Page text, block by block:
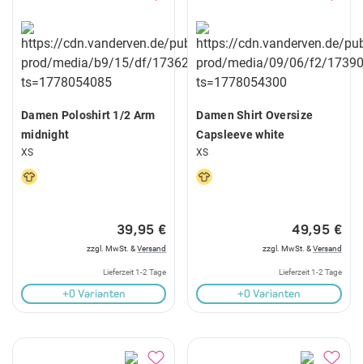
Damen Poloshirt 1/2 Arm
midnight
XS
39,95 €
zzgl. MwSt. &Versand
Lieferzeit 1-2 Tage
+0 Varianten
Damen Shirt Oversize
Capsleeve white
XS
49,95 €
zzgl. MwSt. &Versand
Lieferzeit 1-2 Tage
+0 Varianten